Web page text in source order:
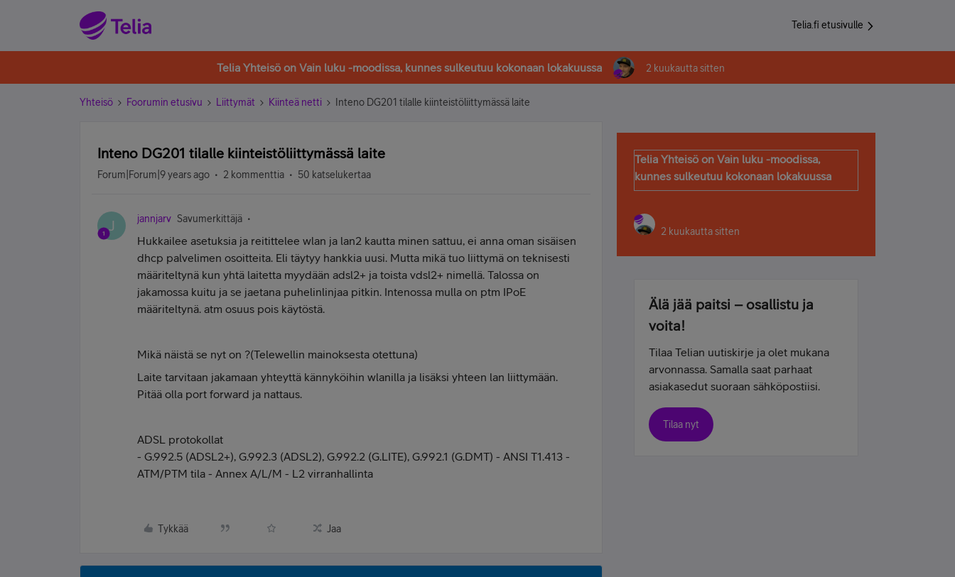
Telia.fi etusivulle
Telia Yhteisö on Vain luku -moodissa, kunnes sulkeutuu kokonaan lokakuussa 2 kuukautta sitten
Yhteisö Foorumin etusivu Liittymät Kiinteä netti Inteno DG201 tilalle kiinteistöliittymässä laite
Inteno DG201 tilalle kiinteistöliittymässä laite
Forum|Forum|9 years ago 2 kommenttia 50 katselukertaa
J jannjarv Savumerkittäjä
Hukkailee asetuksia ja reitittelee wlan ja lan2 kautta minen sattuu, ei anna oman sisäisen
dhcp palvelimen osoitteita. Eli täytyy hankkia uusi. Mutta mikä tuo liittymä on teknisesti
määriteltynä kun yhtä laitetta myydään adsl2+ ja toista vdsl2+ nimellä. Talossa on
jakamossa kuitu ja se jaetana puhelinlinjaa pitkin. Intenossa mulla on ptm IPoE
määriteltynä. atm osuus pois käytöstä.
Mikä näistä se nyt on ?(Telewellin mainoksesta otettuna)
Laite tarvitaan jakamaan yhteyttä kännyköihin wlanilla ja lisäksi yhteen lan liittymään.
Pitää olla port forward ja nattaus.
ADSL protokollat
- G.992.5 (ADSL2+), G.992.3 (ADSL2), G.992.2 (G.LITE), G.992.1 (G.DMT) - ANSI T1.413 -
ATM/PTM tila - Annex A/L/M - L2 virranhallinta
Tykkää Jaa
Telia Yhteisö on Vain luku -moodissa,
kunnes sulkeutuu kokonaan lokakuussa
2 kuukautta sitten
Älä jää paitsi – osallistu ja
voita!
Tilaa Telian uutiskirje ja olet mukana
arvonnassa. Samalla saat parhaat
asiakasedut suoraan sähköpostiisi.
Tilaa nyt